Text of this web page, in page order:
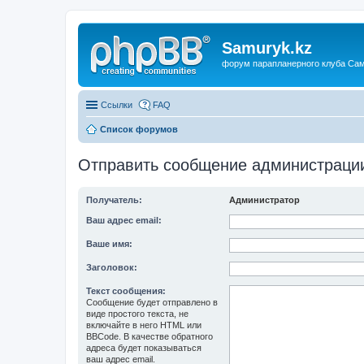
Samuryk.kz
форум парапланерного клуба
Ссылки FAQ
Список форумов
Отправить сообщение
Получатель: Администратор
Ваш адрес email:
Ваше имя:
Заголовок:
Текст сообщения:
Сообщение будет отправлено в
виде простого текста, не
включайте в него HTML или
BBCode. В качестве обратного
адреса будет показываться
ваш адрес email.